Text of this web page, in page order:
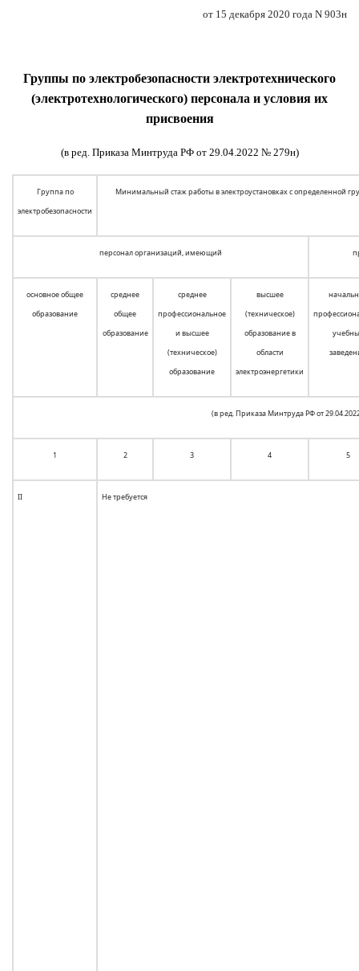
от 15 декабря 2020 года N 903н
Группы по электробезопасности электротехнического
(электротехнологического) персонала и условия их
присвоения
(в ред. Приказа Минтруда РФ от 29.04.2022 № 279н)
Группа по
электробезопасности
Минимальный стаж работы в электроустановках с определенной
персонал организаций, имеющий
основное общее
образование
среднее
общее
образование
среднее
профессиональное
и высшее
(техническое)
образование
высшее
(техническое)
образование в
области
электроэнергетики
(в ред. Приказа Минтруда РФ от
1 2 3 4 5
II Не требуется